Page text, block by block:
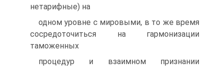
нетарифные) на
одном уровне с мировыми, в то же время
сосредоточиться на гармонизации
таможенных
процедур и взаимном признании